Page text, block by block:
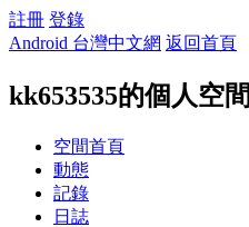
註冊 登錄
Android 台灣中文網 返回首頁
kk653535的個人空間
空間首頁
動態
記錄
日誌